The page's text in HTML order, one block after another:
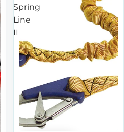
Spring
Line
II